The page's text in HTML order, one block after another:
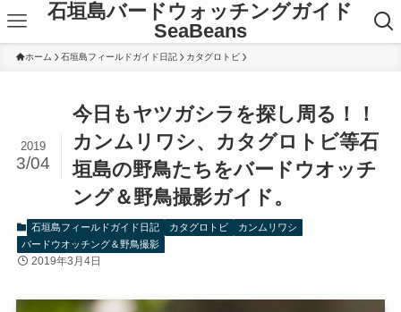
石垣島バードウォッチングガイド
SeaBeans
ホーム 石垣島フィールドガイド日記 カタグロトビ
今日もヤツガシラを探し周る！！
カンムリワシ、カタグロトビ等石
垣島の野鳥たちをバードウオッチ
ング＆野鳥撮影ガイド。
2019
3/04
石垣島フィールドガイド日記 カタグロトビ
カンムリワシ
バードウオッチング＆野鳥撮影
2019年3月4日